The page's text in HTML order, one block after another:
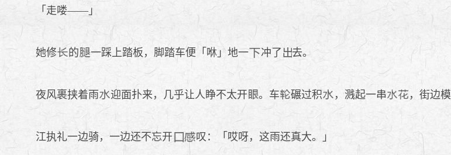
「走喽——」
她修 的 一踩上踏板，脚踏车便「咻」地一 冲了 去。
夜风裹挟着雨 迎面扑来，几乎让人睁不太开 。车 碾过积 ，溅起一串 ，街边
江执礼一边骑，一边还不忘开 叹：「哎呀，这雨还真大。」